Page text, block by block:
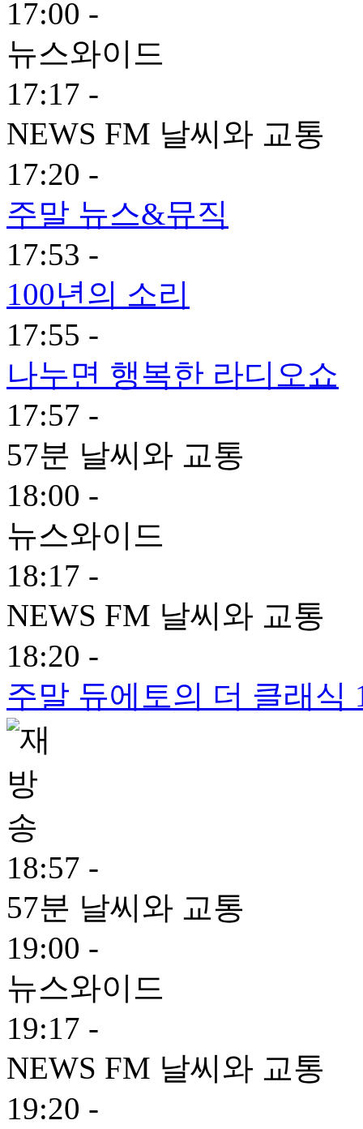
17:00 -
뉴스와이드
17:17 -
NEWS FM 날씨와 교통
17:20 -
주말 뉴스&뮤직
17:53 -
100년의 소리
17:55 -
나누면 행복한 라디오쇼
17:57 -
57분 날씨와 교통
18:00 -
뉴스와이드
18:17 -
NEWS FM 날씨와 교통
18:20 -
주말 듀에토의 더 클래식
18:57 -
57분 날씨와 교통
19:00 -
뉴스와이드
19:17 -
NEWS FM 날씨와 교통
19:20 -